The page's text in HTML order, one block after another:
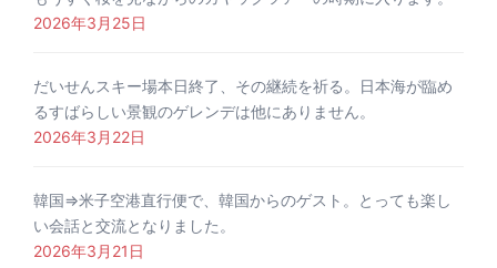
2026年3月25日
だいせんスキー場本日終了、その継続を祈る。日本海が臨め
るすばらしい景観のゲレンデは他にありません。
2026年3月22日
韓国⇒米子空港直行便で、韓国からのゲスト。とっても楽し
い会話と交流となりました。
2026年3月21日